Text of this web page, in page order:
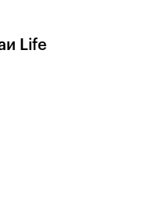
Life